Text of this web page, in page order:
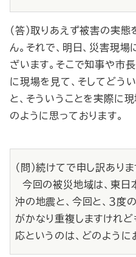
（答）取りあえず被害の実
ん。それで、明日、災害現
ざいます。そこで知事や市
に現場を見て、そしてどう
と、そういうことを実際に
のように思っております。
（問）続けてで申し訳ありま
今回の被災地域は、東日
沖の地震と、今回と、３度
がかなり重複しますけれど
応というのは、どのように